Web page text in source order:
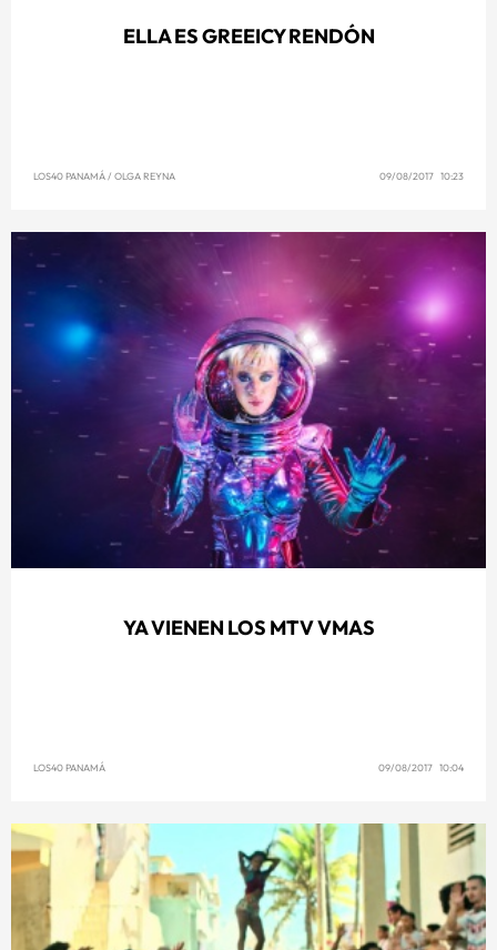
ELLA ES GREEICY RENDÓN
LOS40 PANAMÁ/ OLGA REYNA 09/08/2017 10:23
YA VIENEN LOS MTV VMAS
LOS40 PANAMÁ 09/08/2017 10:04